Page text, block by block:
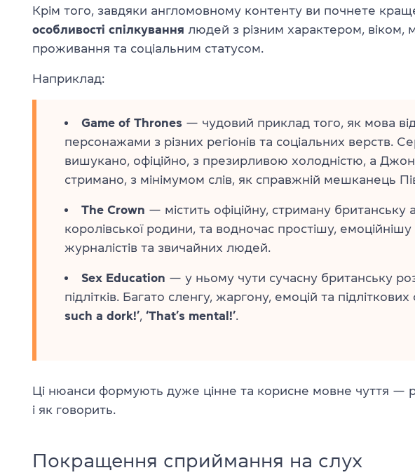
Крім того, завдяки англомовному контенту ви почнете
особливості спілкування людей з різним характером, віком,
проживання та соціальним статусом.
Наприклад:
Game of Thrones — чудовий приклад того, як мова
персонажами з різних регіонів та соціальних верств.
вишукано, офіційно, з презирливою холодністю, а
стримано, з мінімумом слів, як справжній мешканець
The Crown — містить офіційну, стриману британську
королівської родини, та водночас простішу, емоційнішу
журналістів та звичайних людей.
Sex Education — у ньому чути сучасну британську
підлітків. Багато сленгу, жаргону, емоцій та підліткових
such a dork!’, ‘That’s mental!’.
Ці нюанси формують дуже цінне та корисне мовне чуття —
і як говорить.
Покращення сприймання на слух